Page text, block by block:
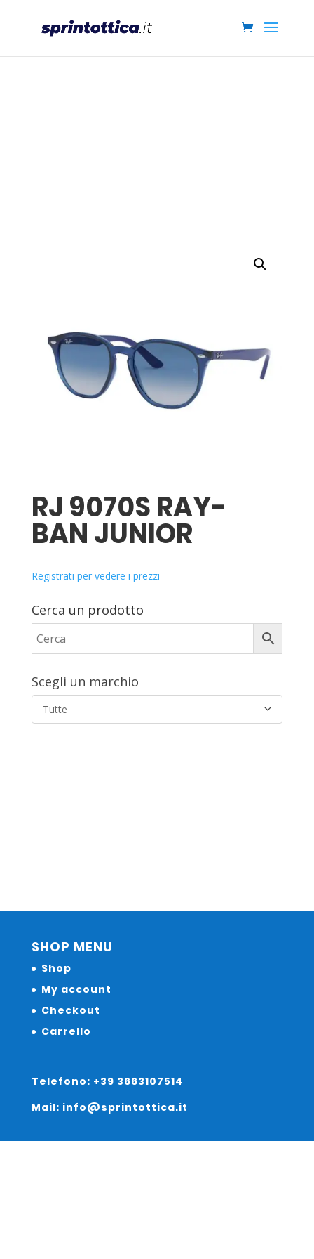
RJ 9070S RAY-
BAN JUNIOR
Registrati per vedere i prezzi
Cerca un prodotto
Scegli un marchio
Tutte
SHOP MENU
Shop
My account
Checkout
Carrello
Telefono: +39 3663107514
Mail: info@sprintottica.it